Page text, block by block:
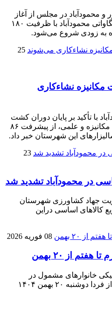
و محمودآباد در مجلس از آغاز
اجرای فاز نخست نیروگاه ۵۰۰ مگاواتی محمودآباد با ظرفیت ۱۸۰
به زودی شروع می‌شود.
25
مکانیزه نشاءکاری
با تأکید بر پایان دوران کشت
سنتی و جایگزینی آن با روش‌های مکانیزه و علمی، از پیشرفت ۸۶
این شهرستان خبر داد.
23
در محمودآباد تشدید شد
جهاد کشاورزی شهرستان
کالا‌های اساسی دراین
08 فوریه 2026
از ۲۰ بهمن
خانوار‌های مشمول در
دهک‌های درآمدی چهارم تا هفتم، از فردا دوشنبه ۲۰ بهمن ۱۴۰۴